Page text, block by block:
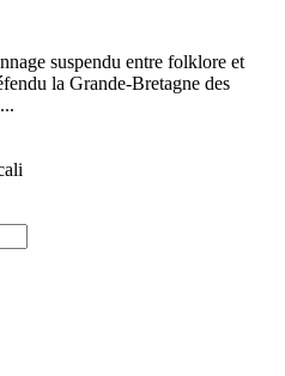
suspendu entre folklore et
la Grande-Bretagne des